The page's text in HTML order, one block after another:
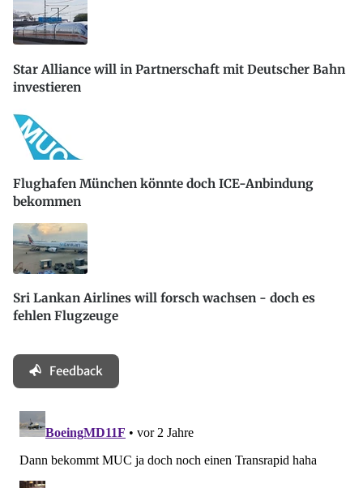
Star Alliance will in Partnerschaft mit Deutscher Bahn
investieren
Flughafen München könnte doch ICE-Anbindung
bekommen
Sri Lankan Airlines will forsch wachsen - doch es
fehlen Flugzeuge
Feedback